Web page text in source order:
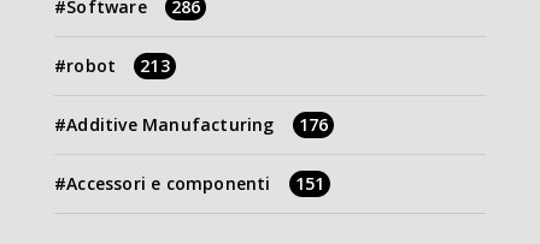
Software 286
robot 213
Additive Manufacturing 176
Accessori e componenti 151